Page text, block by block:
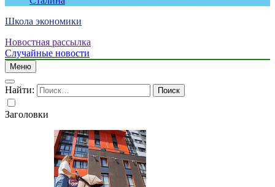
Школа экономики
Новостная рассылка
Случайные новости
Меню
Найти:
Заголовки